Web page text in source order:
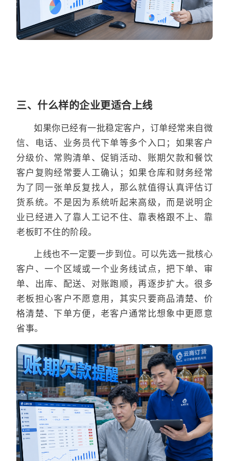
三、什么样的企业更适合上线
如果你已经有一批稳定客户，订单经常来自微
信、电话、业务员代下单等多个入口；如果客户
分级价、常购清单、促销活动、账期欠款和餐饮
客户复购经常要人工确认；如果仓库和财务经常
为了同一张单反复找人，那么就值得认真评估订
货系统。不是因为系统听起来高级，而是说明企
业已经进入了靠人工记不住、靠表格跟不上、靠
老板盯不住的阶段。
上线也不一定要一步到位。可以先选一批核心
客户、一个区域或一个业务线试点，把下单、审
单、出库、配送、对账跑顺，再逐步扩大。很多
老板担心客户不愿意用，其实只要商品清楚、价
格清楚、下单方便，老客户通常比想象中更愿意
省事。